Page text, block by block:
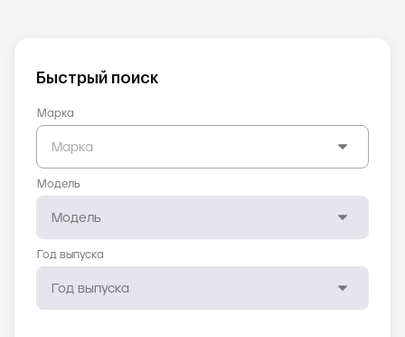
Быстрый поиск
Марка
Модель
Год выпуска